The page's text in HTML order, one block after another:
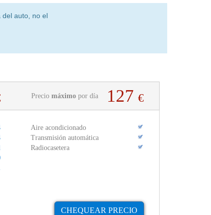
auto, no el
Precio máximopor día 127 €
Aire acondicionado
Transmisión automática
Radiocasetera
CHEQUEAR PRECIO